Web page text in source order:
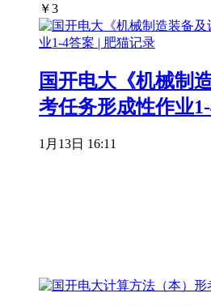
￥3
国开电大《机械制
考任务形成性作业
1月13日 16:11